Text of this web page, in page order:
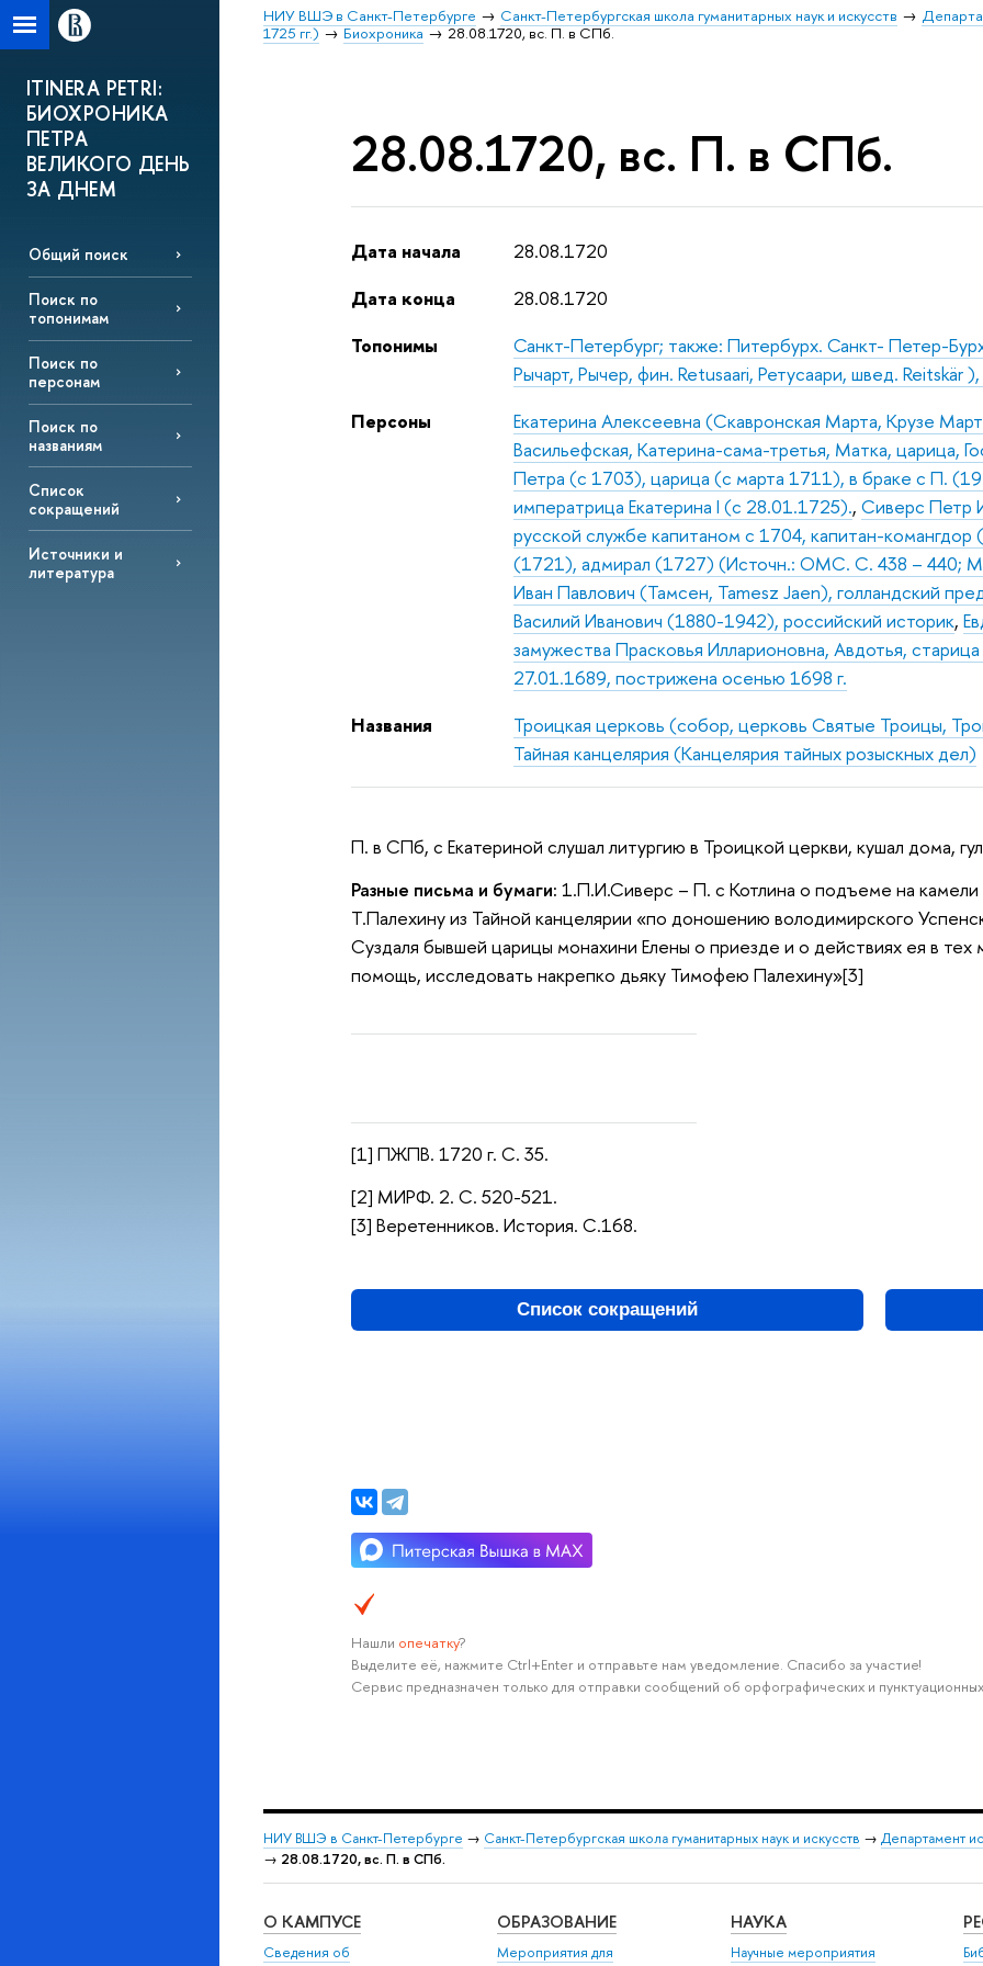
НИУ ВШЭ в Санкт-Петербурге Санкт-Петербургская школа гуманитарных наук и искусств
1725 гг.)
Биохроника 28.08.1720, вс. П. в СПб.
ITINERA PETRI:
БИОХРОНИКА
ПЕТРА
ВЕЛИКОГО ДЕНЬ
ЗА ДНЕМ
Общий поиск
Поиск по
топонимам
Поиск по
персонам
Поиск по
названиям
Список
сокращений
Источники и
литература
28.08.1720, вс. П. в СПб.
Дата начала
28.08.1720
Дата конца
28.08.1720
Топонимы
Санкт-Петербург; также: Питербурх. Санкт- Петер-
Рычарт, Рычер, фин. Retusaari, Ретусаари, швед. Reitskär
Персоны
Екатерина Алексеевна (Скавронская Марта, Крузе
Васильефская, Катерина-сама-третья, Матка, царица,
Петра (с 1703), царица (с марта 1711), в браке с П.
императрица Екатерина I (с 28.01.1725).,Сиверс Петр
русской службе капитаном с 1704, капитан-
(1721), адмирал (1727) (Источн.: ОМС. С. 438 – 440;
Иван Павлович (Тамсен, Tamesz Jaen), голландский
Василий Иванович (1880-1942), российский историк,
замужества Прасковья Илларионовна, Авдотья,
27.01.1689, пострижена осенью 1698 г.
Названия
Троицкая церковь (собор, церковь Святые Троицы,
Тайная канцелярия (Канцелярия тайных розыскных дел)
П. в СПб, с Екатериной слушал литургию в Троицкой церкви, кушал дома,
Разные письма и бумаги: 1.П.И.Сиверс – П. с Котлина о подъеме на
Т.Палехину из Тайной канцелярии «по доношению володимирского
Суздаля бывшей царицы монахини Елены о приезде и о действиях ея в тех
помощь, исследовать накрепко дьяку Тимофею Палехину»[3]
[1] ПЖПВ. 1720 г. С. 35.
[2] МИРФ. 2. С. 520-521.
[3] Веретенников. История. С.168.
Список сокращений
Нашли опечатку?
Выделите её, нажмите Ctrl+Enter и отправьте нам уведомление. Спасибо за участие!
Сервис предназначен только для отправки сообщений об орфографических и
НИУ ВШЭ в Санкт-Петербурге → Санкт-Петербургская школа гуманитарных наук и искусств → Департамент
→ 28.08.1720, вс. П. в СПб.
О КАМПУСЕ
Сведения об
ОБРАЗОВАНИЕ
Мероприятия для
НАУКА
Научные мероприятия